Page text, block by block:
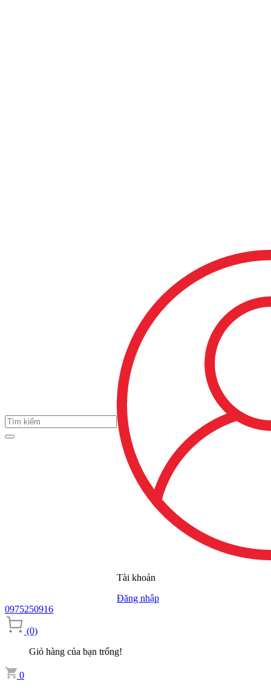
Tài khoản
Đăng nhập
0975250916
(0)
Giỏ hàng của bạn trống!
0